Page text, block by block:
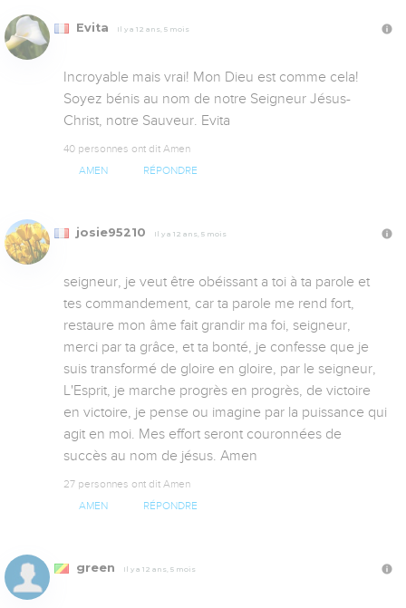
Evita Il y a 12 ans, 5 mois
Incroyable mais vrai! Mon Dieu est comme cela!
Soyez bénis au nom de notre Seigneur Jésus-
Christ, notre Sauveur. Evita
40 personnes ont dit Amen
AMEN RÉPONDRE
josie95210 Il y a 12 ans, 5 mois
seigneur, je veut être obéissant a toi à ta parole et
tes commandement, car ta parole me rend fort,
restaure mon âme fait grandir ma foi, seigneur,
merci par ta grâce, et ta bonté, je confesse que je
suis transformé de gloire en gloire, par le seigneur,
L'Esprit, je marche progrès en progrès, de victoire
en victoire, je pense ou imagine par la puissance qui
agit en moi. Mes effort seront couronnées de
succès au nom de jésus. Amen
27 personnes ont dit Amen
AMEN RÉPONDRE
green Il y a 12 ans, 5 mois